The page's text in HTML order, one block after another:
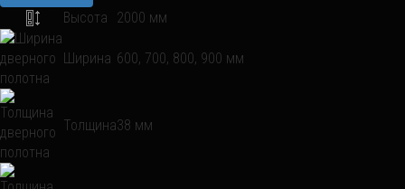
Высота
2000 мм
Ширина 600, 700, 800, 900 мм
Толщина38 мм